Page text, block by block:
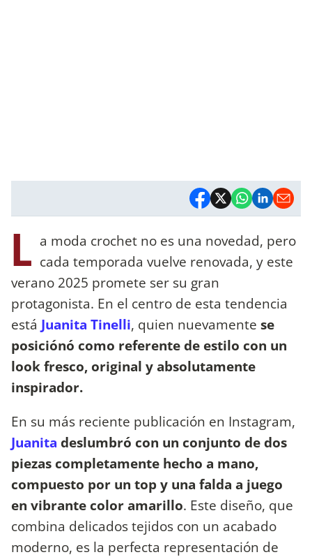
L a moda crochet no es una novedad, pero
cada temporada vuelve renovada, y este
verano 2025 promete ser su gran
protagonista. En el centro de esta tendencia
está Juanita Tinelli, quien nuevamente se
posiciónó como referente de estilo con un
look fresco, original y absolutamente
inspirador.
En su más reciente publicación en Instagram,
Juanita deslumbró con un conjunto de dos
piezas completamente hecho a mano,
compuesto por un top y una falda a juego
en vibrante color amarillo. Este diseño, que
combina delicados tejidos con un acabado
moderno, es la perfecta representación de